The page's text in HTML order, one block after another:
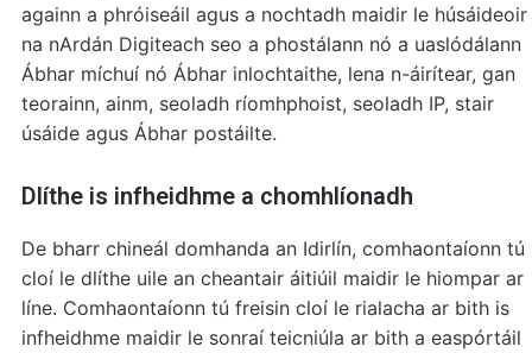
againn a phróiseáil agus a nochtadh maidir le húsáideoir
na nArdán Digiteach seo a phostálann nó a uaslódálann
Ábhar míchuí nó Ábhar inlochtaithe, lena n-áirítear, gan
teorainn, ainm, seoladh ríomhphoist, seoladh IP, stair
úsáide agus Ábhar postáilte.
Dlíthe is infheidhme a chomhlíonadh
De bharr chineál domhanda an Idirlín, comhaontaíonn tú
cloí le dlíthe uile an cheantair áitiúil maidir le hiompar ar
líne. Comhaontaíonn tú freisin cloí le rialacha ar bith is
infheidhme maidir le sonraí teicniúla ar bith a easpórtáil